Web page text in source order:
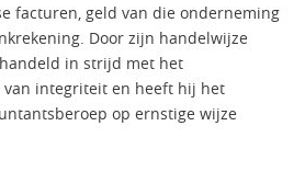
facturen, geld van die onderneming
Door zijn handelwijze
in strijd met het
integriteit en heeft hij het
op ernstige wijze